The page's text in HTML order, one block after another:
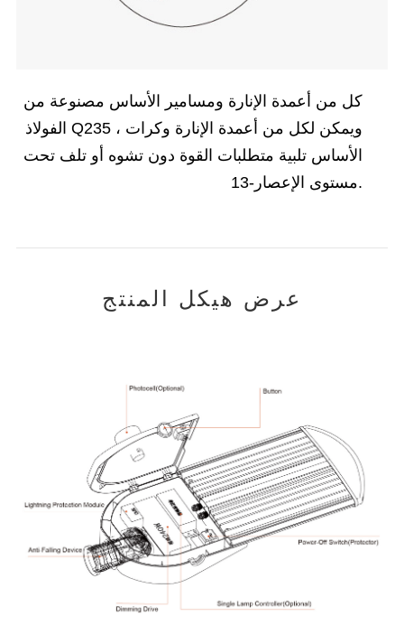
كل من أعمدة الإنارة ومسامير الأساس مصنوعة من
الفولاذ Q235 ، ويمكن لكل من أعمدة الإنارة وكرات
الأساس تلبية متطلبات القوة دون تشوه أو تلف تحت
مستوى الإعصار-13.
عرض هيكل المنتج